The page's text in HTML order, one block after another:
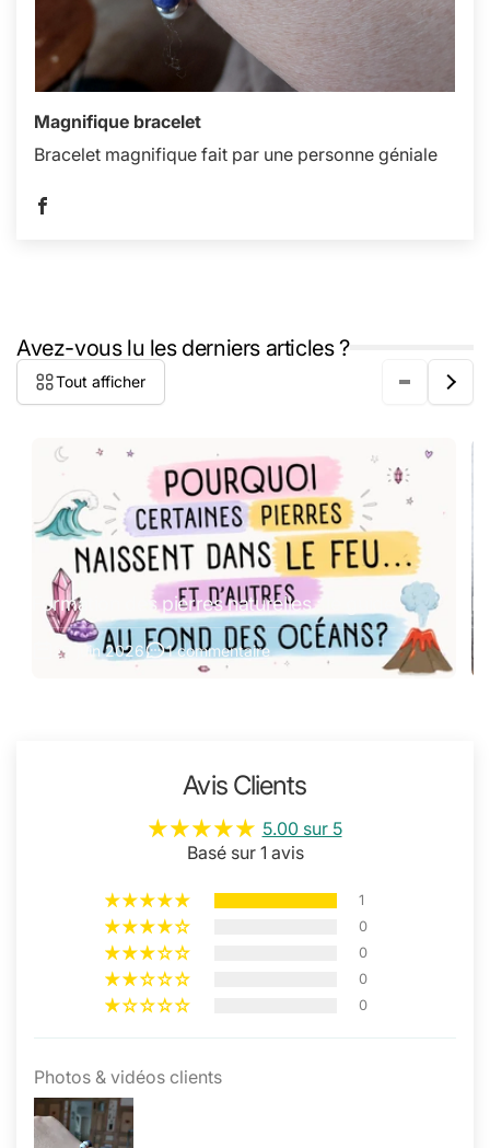
Magnifique bracelet
Bracelet magnifique fait par une personne géniale
Avez-vous lu les derniers articles ?
Tout afficher
Formation des pierres naturelles : le guide
27 juin 2026 1 commentaire
Avis Clients
5.00 sur 5
Basé sur 1 avis
1
0
0
0
0
Photos & vidéos clients